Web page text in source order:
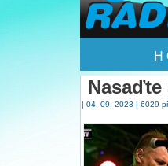
H
| 04. 09. 2023 | 6029